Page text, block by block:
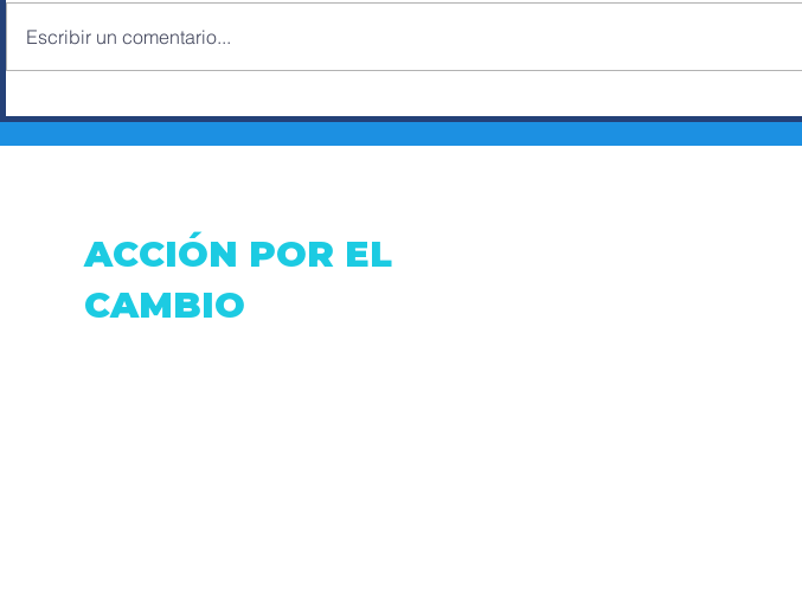
PROYECTO DE LEY DE
SEGURIDAD
CANDIDATA A
CONCEJAL QUITO-
Escribir un comentario...
ACCIÓN POR EL
CAMBIO